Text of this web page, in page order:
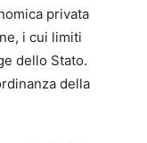
privata
i cui limiti
dello Stato.
della